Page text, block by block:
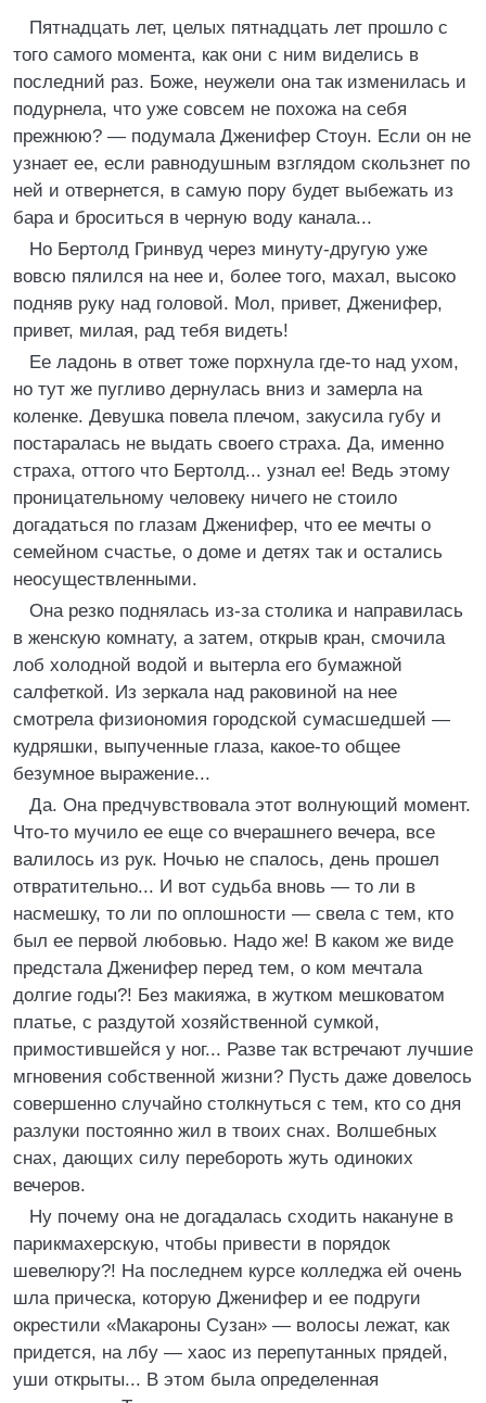
Пятнадцать лет, целых пятнадцать лет прошло с
того самого момента, как они с ним виделись в
последний раз. Боже, неужели она так изменилась и
подурнела, что уже совсем не похожа на себя
прежнюю? — подумала Дженифер Стоун. Если он не
узнает ее, если равнодушным взглядом скользнет по
ней и отвернется, в самую пору будет выбежать из
бара и броситься в черную воду канала...
Но Бертолд Гринвуд через минуту-другую уже
вовсю пялился на нее и, более того, махал, высоко
подняв руку над головой. Мол, привет, Дженифер,
привет, милая, рад тебя видеть!
Ее ладонь в ответ тоже порхнула где-то над ухом,
но тут же пугливо дернулась вниз и замерла на
коленке. Девушка повела плечом, закусила губу и
постаралась не выдать своего страха. Да, именно
страха, оттого что Бертолд... узнал ее! Ведь этому
проницательному человеку ничего не стоило
догадаться по глазам Дженифер, что ее мечты о
семейном счастье, о доме и детях так и остались
неосуществленными.
Она резко поднялась из-за столика и направилась
в женскую комнату, а затем, открыв кран, смочила
лоб холодной водой и вытерла его бумажной
салфеткой. Из зеркала над раковиной на нее
смотрела физиономия городской сумасшедшей —
кудряшки, выпученные глаза, какое-то общее
безумное выражение...
Да. Она предчувствовала этот волнующий момент.
Что-то мучило ее еще со вчерашнего вечера, все
валилось из рук. Ночью не спалось, день прошел
отвратительно... И вот судьба вновь — то ли в
насмешку, то ли по оплошности — свела с тем, кто
был ее первой любовью. Надо же! В каком же виде
предстала Дженифер перед тем, о ком мечтала
долгие годы?! Без макияжа, в жутком мешковатом
платье, с раздутой хозяйственной сумкой,
примостившейся у ног... Разве так встречают лучшие
мгновения собственной жизни? Пусть даже довелось
совершенно случайно столкнуться с тем, кто со дня
разлуки постоянно жил в твоих снах. Волшебных
снах, дающих силу перебороть жуть одиноких
вечеров.
Ну почему она не догадалась сходить накануне в
парикмахерскую, чтобы привести в порядок
шевелюру?! На последнем курсе колледжа ей очень
шла прическа, которую Дженифер и ее подруги
окрестили «Макароны Сузан» — волосы лежат, как
придется, на лбу — хаос из перепутанных прядей,
уши открыты... В этом была определенная